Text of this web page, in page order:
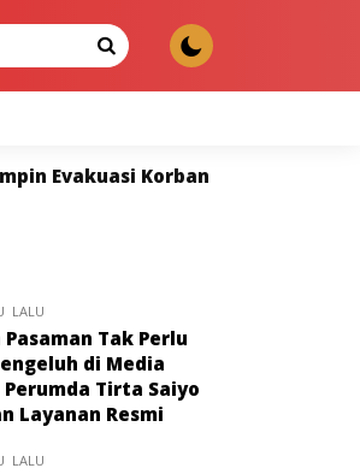
Banjir di Padang, Kelompok
LALU
Tak Perlu
di Media
Perumda Tirta Saiyo
Layanan Resmi
LALU